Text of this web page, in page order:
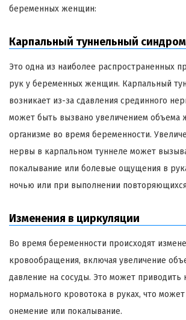
беременных женщин:
Карпальный туннельный синдром
Это одна из наиболее распространенных
рук у беременных женщин. Карпальный
возникает из-за сдавления срединного
может быть вызвано увеличением объема
организме во время беременности.
нервы в карпальном туннеле может
покалывание или болевые ощущения в
ночью или при выполнении
Изменения в циркуляции
Во время беременности происходят
кровообращения, включая увеличение
давление на сосуды. Это может
нормального кровотока в руках, что
онемение или покалывание.